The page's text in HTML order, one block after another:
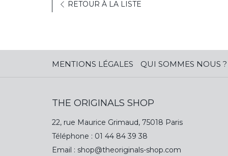
RETOUR À LA LISTE
MENTIONS LÉGALES QUI SOMMES NOUS ?
THE ORIGINALS SHOP
22, rue Maurice Grimaud, 75018 Paris
Téléphone : 01 44 84 39 38
Email : shop@theoriginals-shop.com